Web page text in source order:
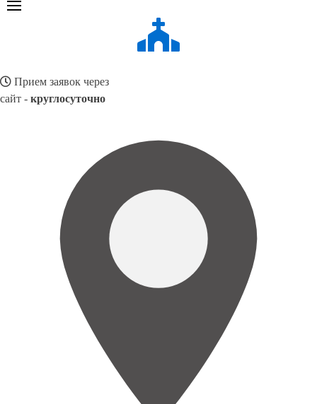
Прием заявок через
сайт - круглосуточно